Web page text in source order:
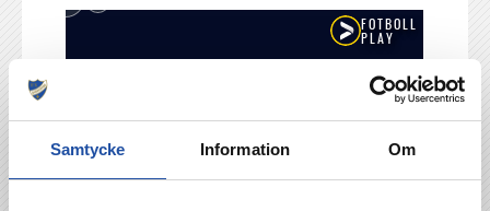
Samtycke Information Om